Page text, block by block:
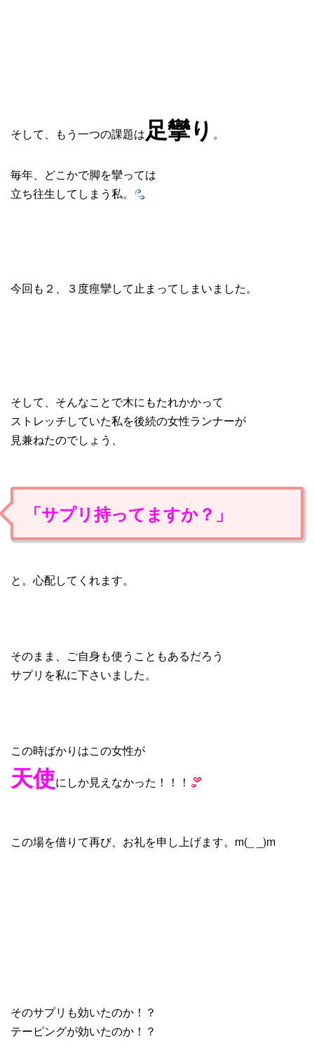
そして、もう一つの課題は足攣り 。
毎年、どこかで脚を攣っては
立ち往生してしまう私。
今回も２、３度痙攣して止まってしまいました。
そして、そんなことで木にもたれかかって
ストレッチしていた私を後続の女性ランナーが
見兼ねたのでしょう、
「サプリ持ってますか？」
と。心配してくれます。
そのまま、ご自身も使うこともあるだろう
サプリを私に下さいました。
この時ばかりはこの女性が
天使にしか見えなかった！！！
この場を借りて再び、お礼を申し上げます。m(_ _)m
そのサプリも効いたのか！？
テーピングが効いたのか！？